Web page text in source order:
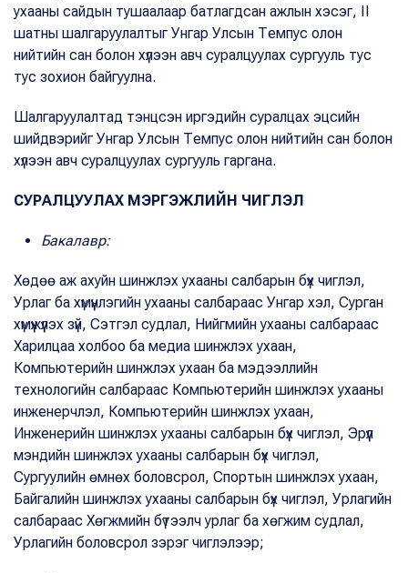
ухааны сайдын тушаалаар батлагдсан ажлын хэсэг, II
шатны шалгаруулалтыг Унгар Улсын Темпус олон
нийтийн сан болон хүлээн авч суралцуулах сургууль тус
тус зохион байгуулна.
Шалгаруулалтад тэнцсэн иргэдийн суралцах эцсийн
шийдвэрийг Унгар Улсын Темпус олон нийтийн сан болон
хүлээн авч суралцуулах сургууль гаргана.
СУРАЛЦУУЛАХ МЭРГЭЖЛИЙН ЧИГЛЭЛ
Бакалавр:
Хөдөө аж ахуйн шинжлэх ухааны салбарын бүх чиглэл,
Урлаг ба хүмүүнлэгийн ухааны салбараас Унгар хэл, Сурган
хүмүүжүүлэх зүй, Сэтгэл судлал, Нийгмийн ухааны салбараас
Харилцаа холбоо ба медиа шинжлэх ухаан,
Компьютерийн шинжлэх ухаан ба мэдээллийн
технологийн салбараас Компьютерийн шинжлэх ухааны
инженерчлэл, Компьютерийн шинжлэх ухаан,
Инженерийн шинжлэх ухааны салбарын бүх чиглэл, Эрүүл
мэндийн шинжлэх ухааны салбарын бүх чиглэл,
Сургуулийн өмнөх боловсрол, Спортын шинжлэх ухаан,
Байгалийн шинжлэх ухааны салбарын бүх чиглэл, Урлагийн
салбараас Хөгжмийн бүтээлч урлаг ба хөгжим судлал,
Урлагийн боловсрол зэрэг чиглэлээр;